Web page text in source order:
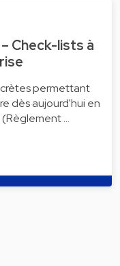
Check-lists à
permettant
dès aujourd'hui en
…